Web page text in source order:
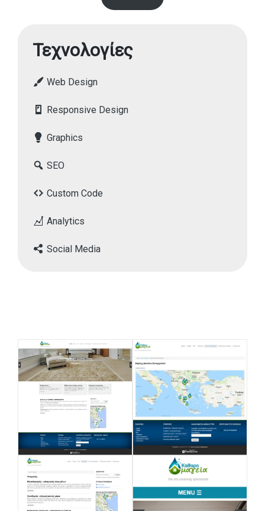
Τεχνολογίες
Web Design
Responsive Design
Graphics
SEO
Custom Code
Analytics
Social Media